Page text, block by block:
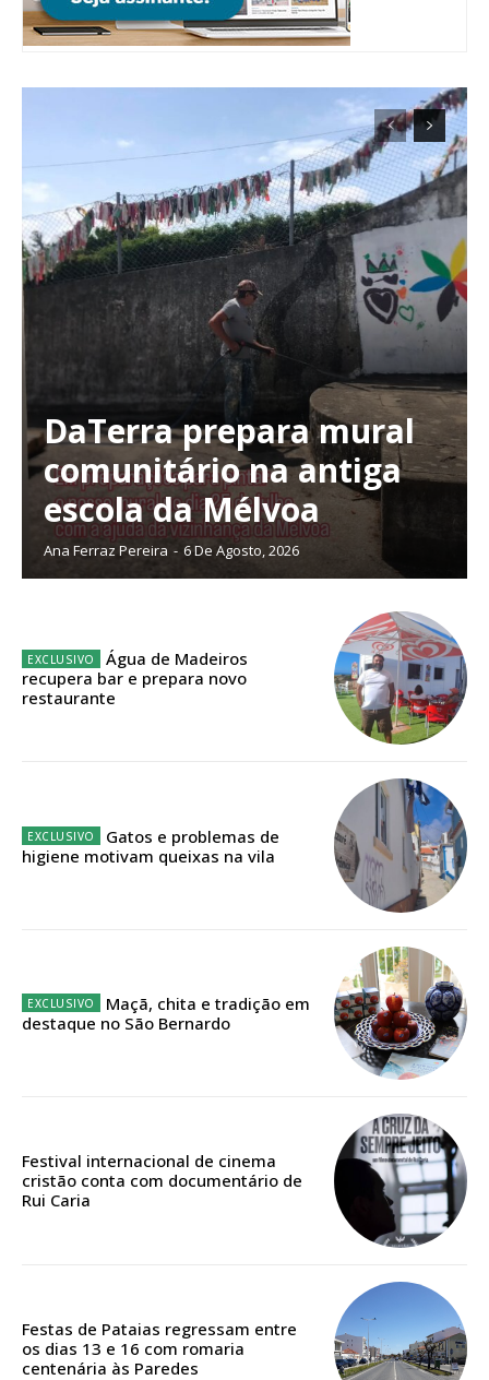
ASSINATURA
16€
12 meses
Acesso ao conteúdo online
Acesso aos conteúdos Exclusivos para
assinantes
Ofertas para assinatura anual
Escolha o plano
DaTerra prepara mural
comunitário na antiga
escola da Mélvoa
Ana Ferraz Pereira - 6 De Agosto, 2026
Água de Madeiros
recupera bar e prepara novo
restaurante
Gatos e problemas de
higiene motivam queixas na vila
Maçã, chita e tradição em
destaque no São Bernardo
Festival internacional de cinema
cristão conta com documentário de
Rui Caria
Festas de Pataias regressam entre
os dias 13 e 16 com romaria
centenária às Paredes